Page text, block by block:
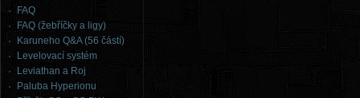
FAQ
FAQ (žebříčky a ligy)
Karuneho Q&A (56 částí)
Levelovací systém
Leviathan a Roj
Paluba Hyperionu